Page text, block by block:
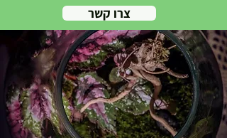
צרו קשר